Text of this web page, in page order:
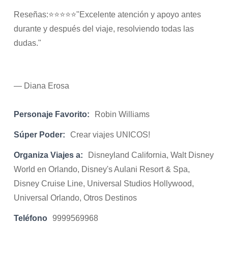
Reseñas:⭐⭐⭐⭐⭐"Excelente atención y apoyo antes
durante y después del viaje, resolviendo todas las
dudas."
— Diana Erosa
Personaje Favorito: Robin Williams
Súper Poder: Crear viajes UNICOS!
Organiza Viajes a:
Disneyland California, Walt Disney
World en Orlando, Disney's Aulani Resort & Spa,
Disney Cruise Line, Universal Studios Hollywood,
Universal Orlando, Otros Destinos
Teléfono 9999569968